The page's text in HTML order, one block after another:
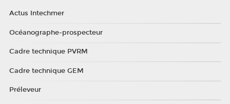
Actus Intechmer
Océanographe-prospecteur
Cadre technique PVRM
Cadre technique GEM
Préleveur